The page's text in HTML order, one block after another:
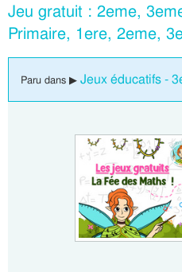
Jeu gratuit : 2eme,
Primaire, 1ere, 2eme,
Paru dans ▶ Jeux éducatifs -